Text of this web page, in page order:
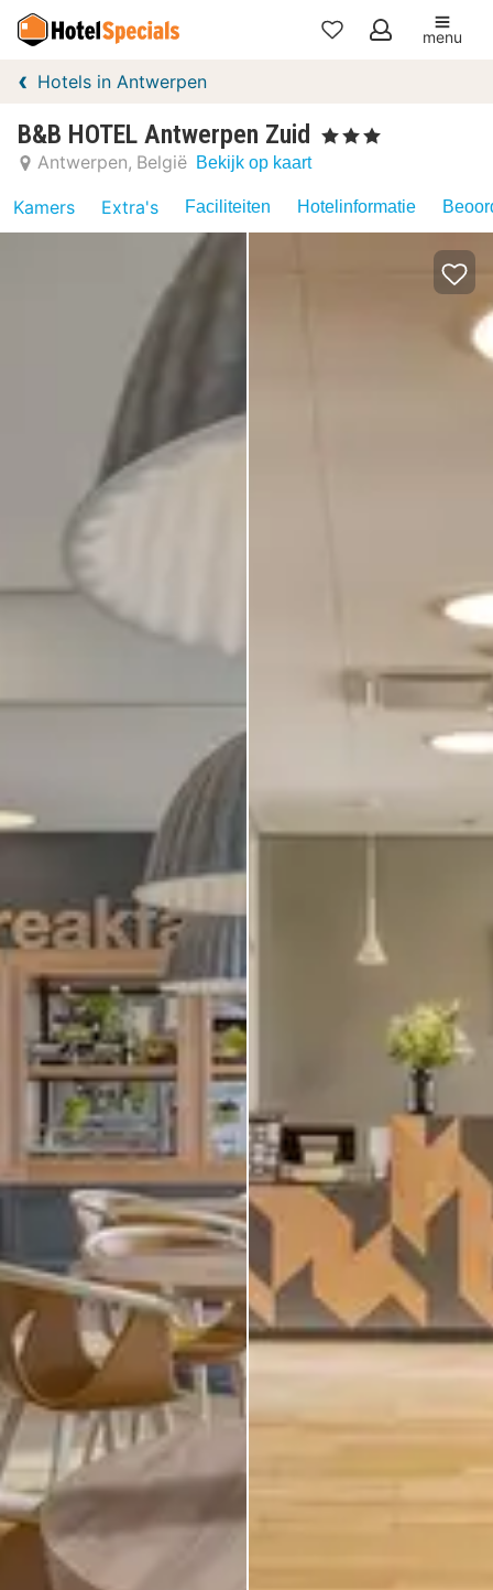
Mijn
menu
Hotels in Antwerpen
B&B HOTEL Antwerpen Zuid , 3 Sterren
Antwerpen België Bekijk op kaart
Kamers Extra's Faciliteiten Hotelinformatie